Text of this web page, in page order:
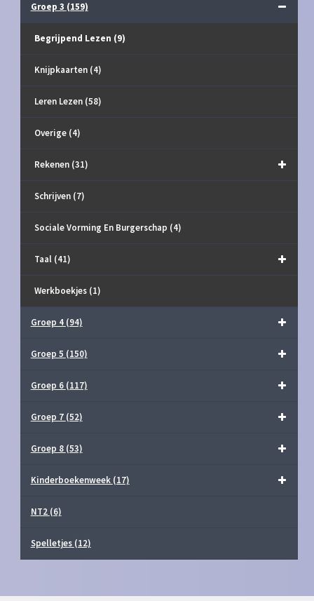
Groep 3 (159)
Begrijpend Lezen (9)
Knijpkaarten (4)
Leren Lezen (58)
Overige (4)
Rekenen (31)
Schrijven (7)
Sociale Vorming En Burgerschap (4)
Taal (41)
Werkboekjes (1)
Groep 4 (94)
Groep 5 (150)
Groep 6 (117)
Groep 7 (52)
Groep 8 (53)
Kinderboekenweek (17)
NT2 (6)
Spelletjes (12)